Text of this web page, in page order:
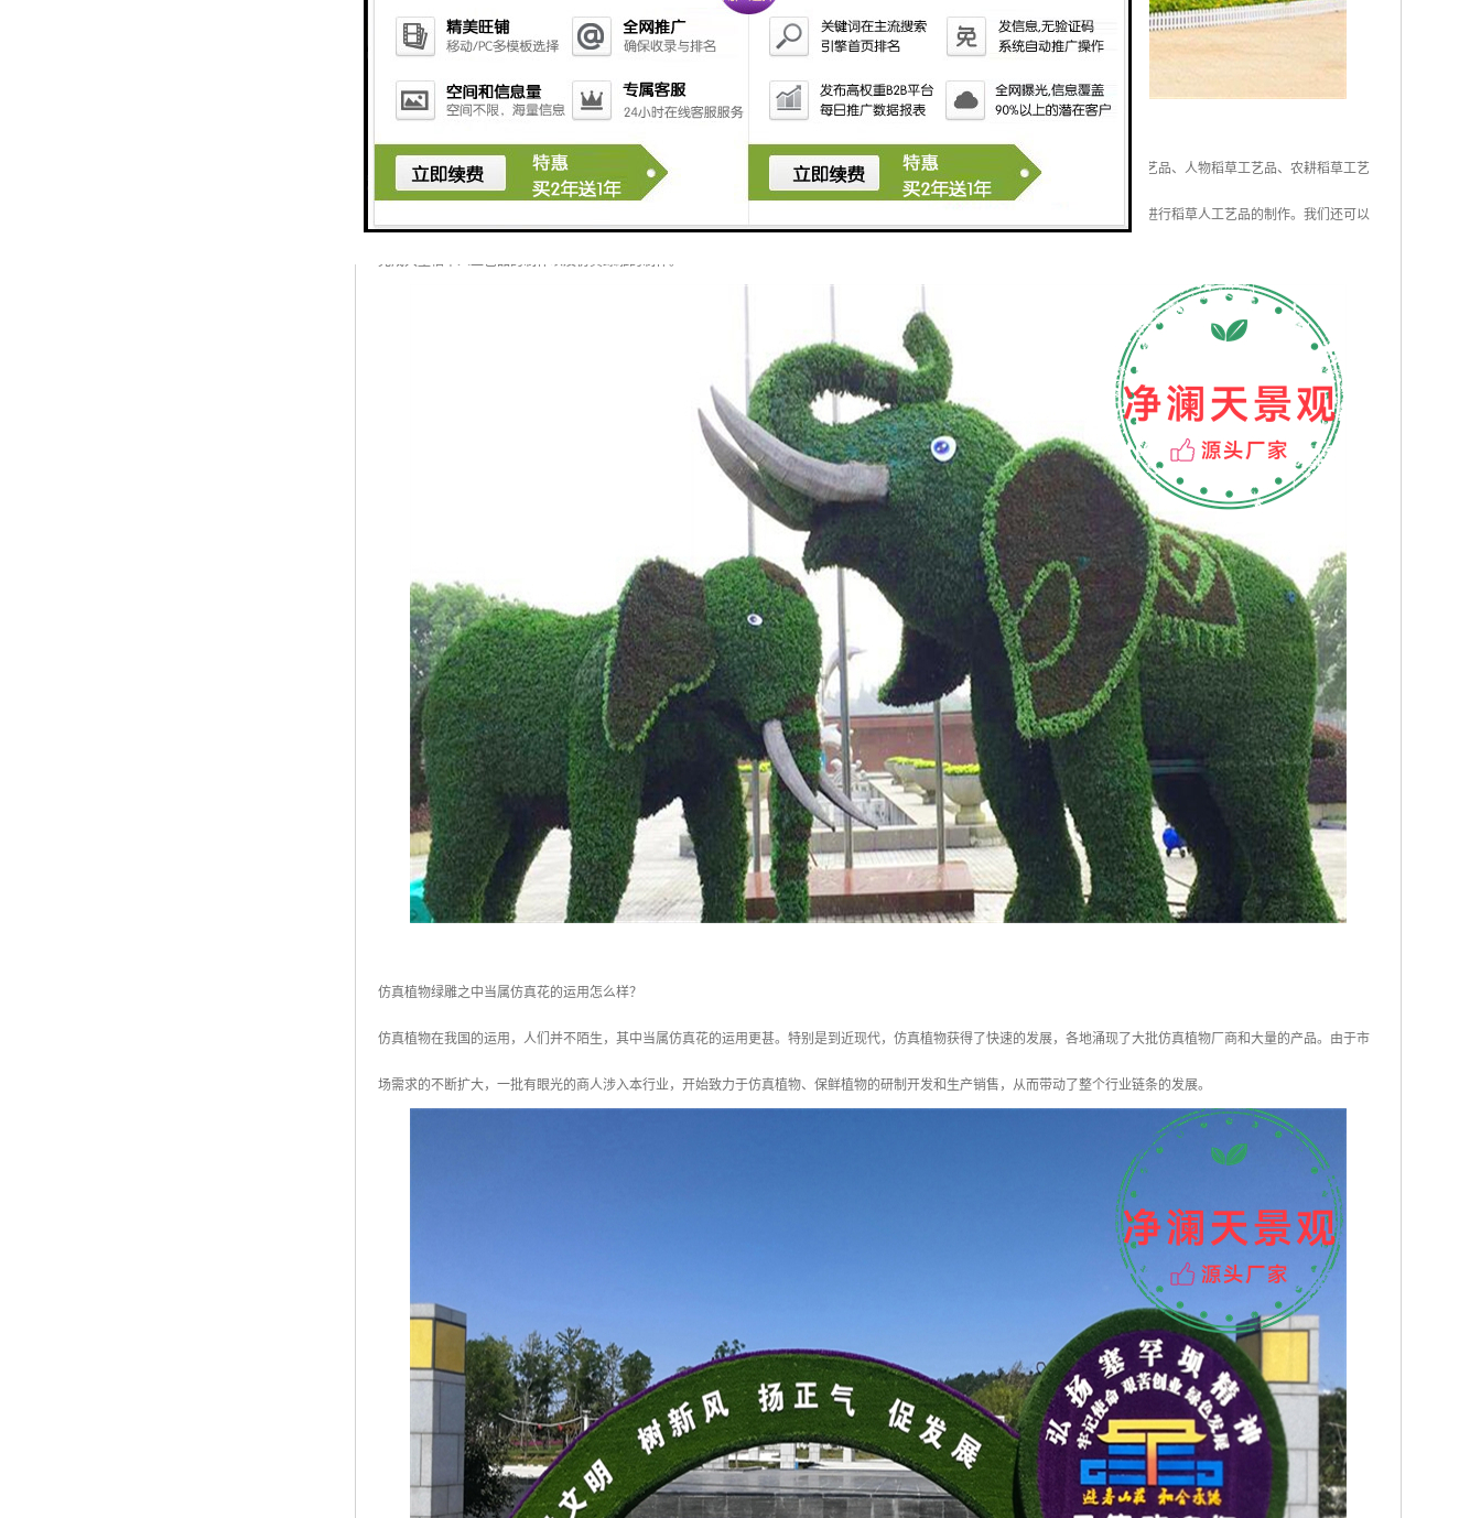
稻草人工艺品制作，我们制作的稻草工艺品形象逼真、线条优美，稻草人工艺品包括卡通稻草工艺品、动物稻草工艺品、田园稻草工艺品、人物稻草工艺品、农耕稻草工艺
品等类，而且我们也可以根据客户的要求进行制作具有本地特色的稻草工艺品。客户可以来图进行定做，也可以有我们进行设计然后进行稻草人工艺品的制作。我们还可以
完成大型稻草人工艺品的制作以及仿真绿雕的制作。
仿真植物绿雕之中当属仿真花的运用怎么样？
仿真植物在我国的运用，人们并不陌生，其中当属仿真花的运用更甚。特别是到近现代，仿真植物获得了快速的发展，各地涌现了大批仿真植物厂商和大量的产品。由于市
场需求的不断扩大，一批有眼光的商人涉入本行业，开始致力于仿真植物、保鲜植物的研制开发和生产销售，从而带动了整个行业链条的发展。